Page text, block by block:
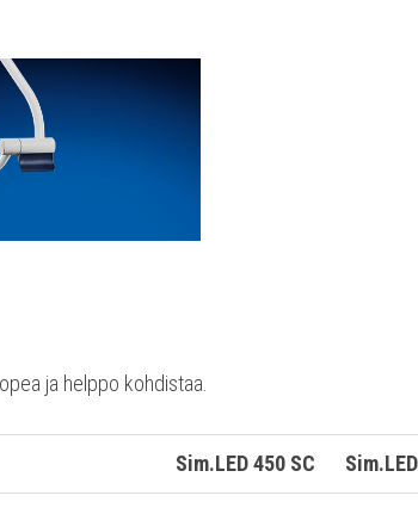
ja helppo kohdistaa.
Sim.LED 450 SC